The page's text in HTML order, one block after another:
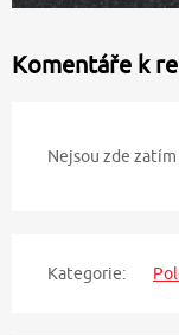
Komentáře k
Nejsou zde
Kategorie: